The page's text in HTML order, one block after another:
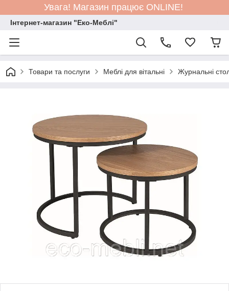
Увага! Магазин працює ONLINE!
Інтернет-магазин "Еко-Меблі"
Товари та послуги Меблі для вітальні Журнальні